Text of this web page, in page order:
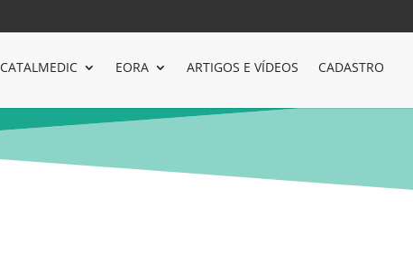
CATALMEDIC EORA ARTIGOS E VÍDEOS CADASTRO